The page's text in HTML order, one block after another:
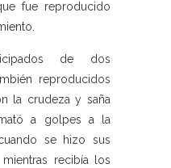
fue reproducido
de dos
reproducidos
la crudeza y saña
a golpes a la
se hizo sus
recibía los